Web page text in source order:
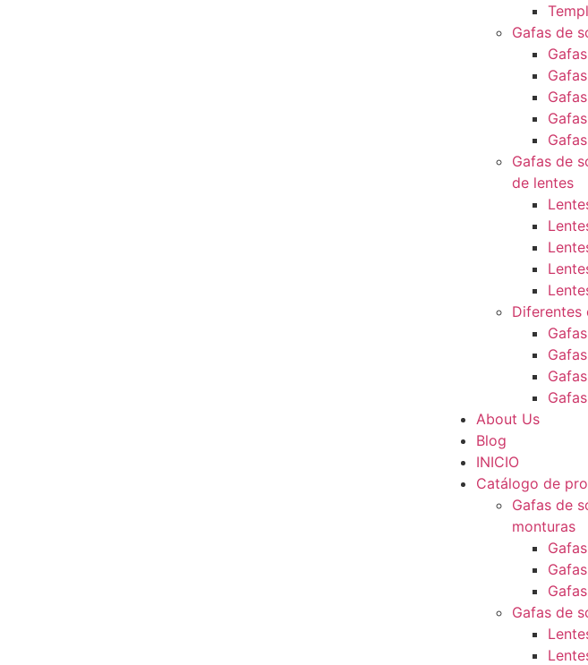
Gafas de
Gafas de
de lentes
Diferentes
About Us
Blog
INICIO
Catálogo de
Gafas de
monturas
Gafas de